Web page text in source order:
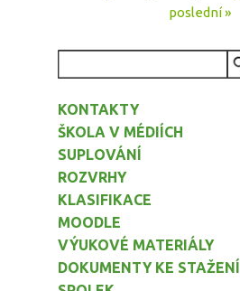
poslední »
KONTAKTY
ŠKOLA V MÉDIÍCH
SUPLOVÁNÍ
ROZVRHY
KLASIFIKACE
MOODLE
VÝUKOVÉ MATERIÁLY
DOKUMENTY KE STAŽENÍ